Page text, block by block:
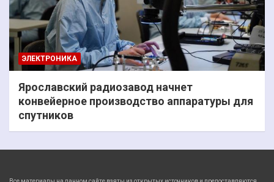
ЭЛЕКТРОНИКА
Ярославский радиозавод начнет
конвейерное производство аппаратуры для
спутников